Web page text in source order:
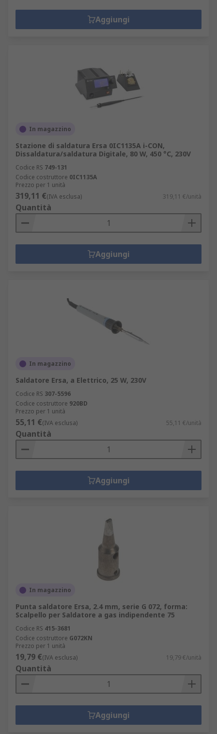
Aggiungi
In magazzino
Stazione di saldatura Ersa 0IC1135A i-CON,
Dissaldatura/saldatura Digitale, 80 W, 450 °C, 230V
Codice RS 749-131
Codice costruttore 0IC1135A
Prezzo per 1 unità
319,11 €(IVA esclusa) 319,11 €/unità
Quantità
Aggiungi
In magazzino
Saldatore Ersa, a Elettrico, 25 W, 230V
Codice RS 307-5596
Codice costruttore 920BD
Prezzo per 1 unità
55,11 €(IVA esclusa) 55,11 €/unità
Quantità
Aggiungi
In magazzino
Punta saldatore Ersa, 2.4 mm, serie G 072, forma:
Scalpello per Saldatore a gas indipendente 75
Codice RS 415-3681
Codice costruttore G072KN
Prezzo per 1 unità
19,79 €(IVA esclusa) 19,79 €/unità
Quantità
Aggiungi